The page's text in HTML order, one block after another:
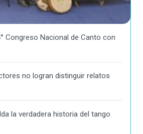
Congreso Nacional de Canto con
no logran distinguir relatos
la verdadera historia del tango